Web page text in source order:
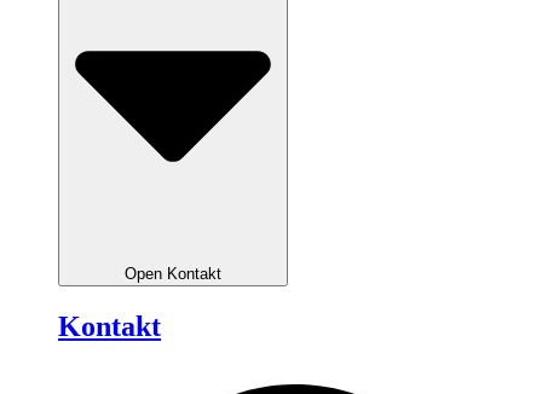
Open Kontakt
Kontakt